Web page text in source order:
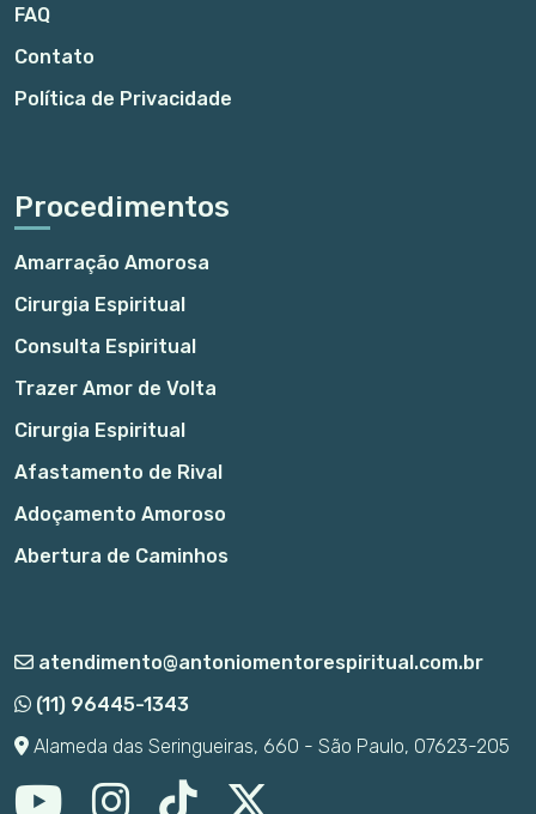
FAQ
Contato
Política de Privacidade
Procedimentos
Amarração Amorosa
Cirurgia Espiritual
Consulta Espiritual
Trazer Amor de Volta
Cirurgia Espiritual
Afastamento de Rival
Adoçamento Amoroso
Abertura de Caminhos
atendimento@antoniomentorespiritual.com.br
(11) 96445-1343
Alameda das Seringueiras, 660 - São Paulo, 07623-205